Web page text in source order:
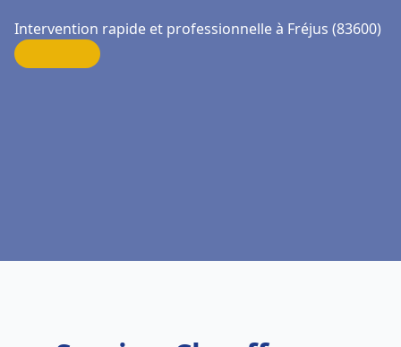
Intervention rapide et professionnelle à Fréjus (83600)